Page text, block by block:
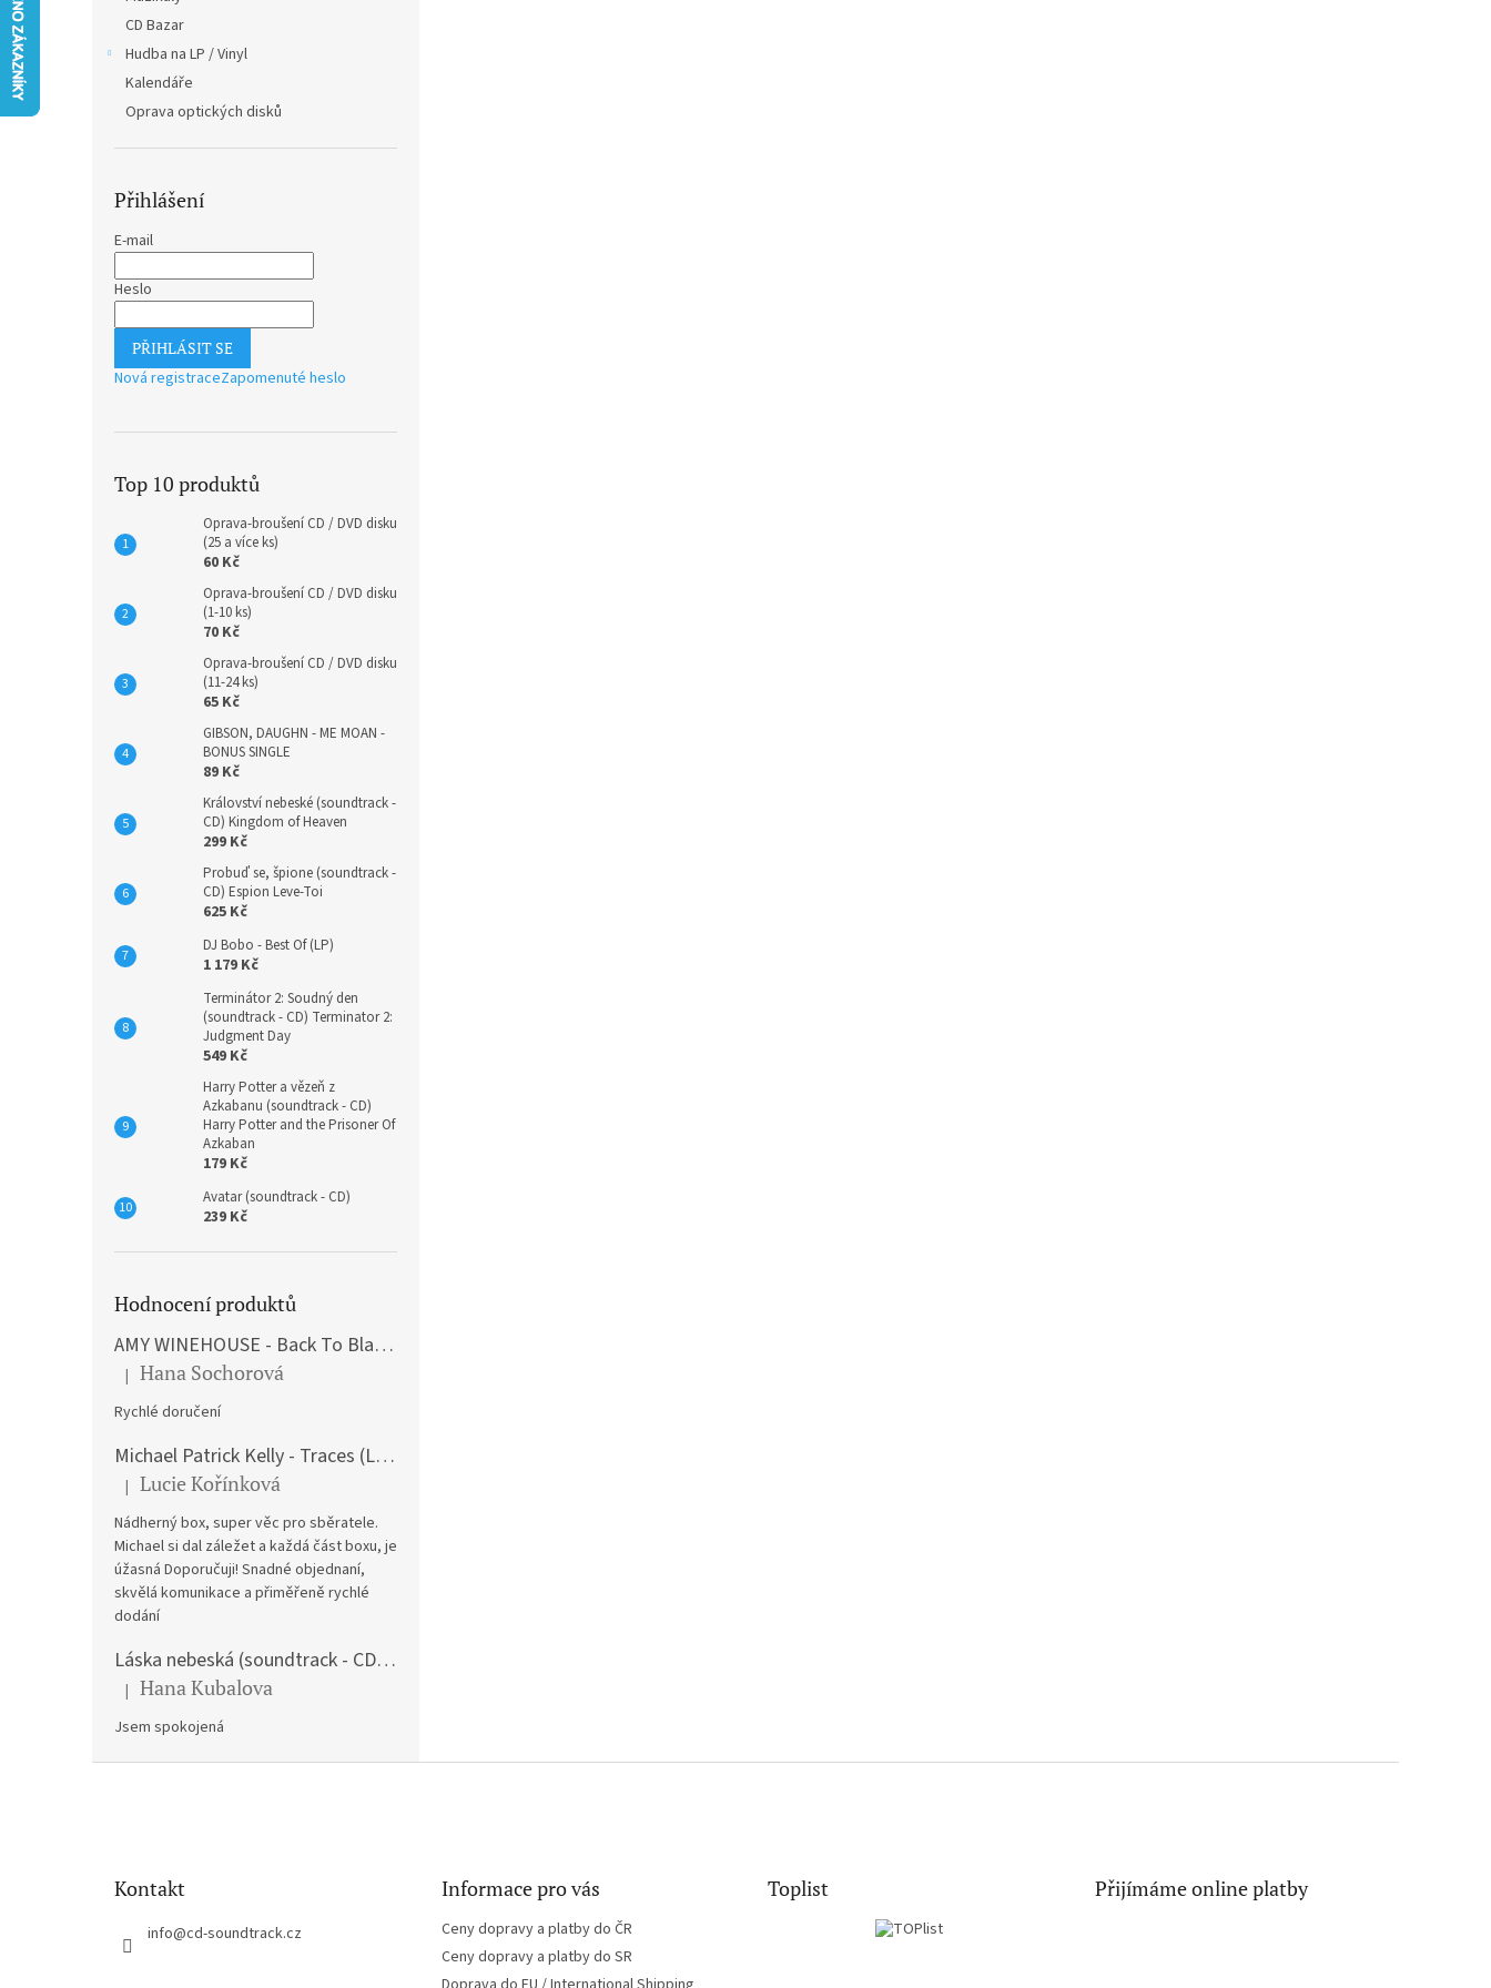
CD Bazar
Hudba na LP / Vinyl
Kalendáře
Oprava optických disků
Přihlášení
E-mail
Heslo
PŘIHLÁSIT SE
Nová registraceZapomenuté heslo
Top 10 produktů
Oprava-broušení CD / DVD disku
(25 a více ks)
60 Kč
Oprava-broušení CD / DVD disku
(1-10 ks)
70 Kč
Oprava-broušení CD / DVD disku
(11-24 ks)
65 Kč
GIBSON, DAUGHN - ME MOAN -
BONUS SINGLE
89 Kč
Království nebeské (soundtrack -
CD) Kingdom of Heaven
299 Kč
Probuď se, špione (soundtrack -
CD) Espion Leve-Toi
625 Kč
DJ Bobo - Best Of (LP)
1 179 Kč
Terminátor 2: Soudný den
(soundtrack - CD) Terminator 2:
Judgment Day
549 Kč
Harry Potter a vězeň z
Azkabanu (soundtrack - CD)
Harry Potter and the Prisoner Of
Azkaban
179 Kč
Avatar (soundtrack - CD)
239 Kč
Hodnocení produktů
AMY WINEHOUSE - Back To Black (LP)
Hodnocení produktu je 5 z 5 hvězdiček.
| Hana Sochorová
Rychlé doručení
Michael Patrick Kelly - Traces (Limited Edition) (Premium Box-Set) (LP)
Hodnocení produktu je 5 z 5 hvězdiček.
| Lucie Kořínková
Nádherný box, super věc pro sběratele.
Michael si dal záležet a každá část boxu, je
úžasná Doporučuji! Snadné objednaní,
skvělá komunikace a přiměřeně rychlé
dodání
Láska nebeská (soundtrack - CD) Love Actually
Hodnocení produktu je 5 z 5 hvězdiček.
| Hana Kubalova
Jsem spokojená
Kontakt
info@cd-soundtrack.cz
Informace pro vás
Ceny dopravy a platby do ČR
Ceny dopravy a platby do SR
Toplist Přijímáme online platby